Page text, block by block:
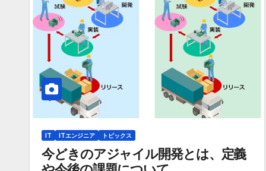
IT ITエンジニア トピックス
今どきのアジャイル開発とは、定義